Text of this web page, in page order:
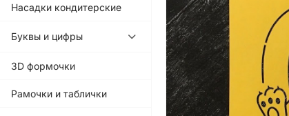
Насадки кондитерские
Буквы и цифры
3D формочки
Рамочки и таблички